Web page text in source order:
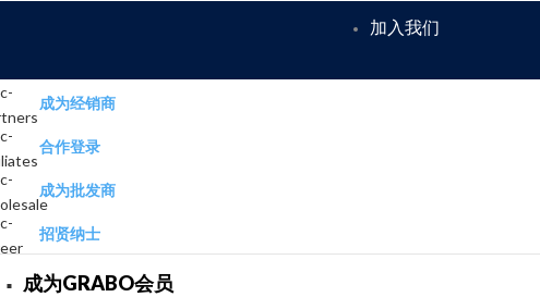
加入我们
成为经销商
合作登录
成为批发商
招贤纳士
成为GRABO会员